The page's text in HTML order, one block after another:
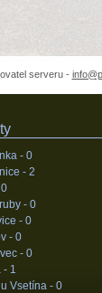
serveru -
- 0
- 2
0
- 0
- 0
- 0
- 0
- 1
Vsetína - 0